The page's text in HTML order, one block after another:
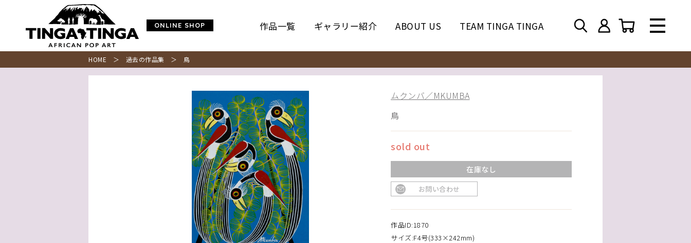
ONLINE SHOP 作品一覧 ギャラリー紹介 ABOUT US TEAM TINGA TINGA
HOME ＞ 過去の作品集 ＞ 鳥
ムクンバ／MKUMBA
鳥
sold out
在庫なし
お問い合わせ
作品ID:1870
サイズ:F4号(333×242mm)